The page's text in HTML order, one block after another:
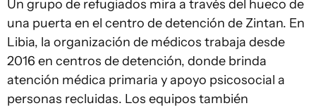
Un grupo de refugiados mira a través del hueco de
una puerta en el centro de detención de Zintan. En
Libia, la organización de médicos trabaja desde
2016 en centros de detención, donde brinda
atención médica primaria y apoyo psicosocial a
personas recluidas. Los equipos también